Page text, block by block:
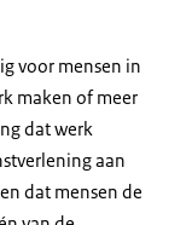
voor mensen in
maken of meer
dat werk
aan
dat mensen de